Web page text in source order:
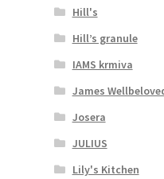
Hill's
Hill’s granule
IAMS krmiva
James
Josera
JULIUS
Lily's Kitchen